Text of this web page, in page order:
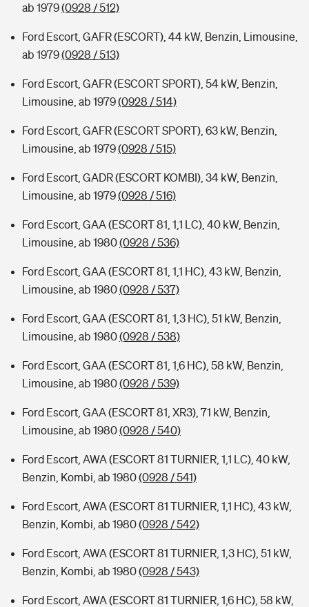
ab 1979(0928 / 512)
Ford Escort, GAFR (ESCORT), 44 kW, Benzin, Limousine,
ab 1979(0928 / 513)
Ford Escort, GAFR (ESCORT SPORT), 54 kW, Benzin,
Limousine, ab 1979(0928 / 514)
Ford Escort, GAFR (ESCORT SPORT), 63 kW, Benzin,
Limousine, ab 1979(0928 / 515)
Ford Escort, GADR (ESCORT KOMBI), 34 kW, Benzin,
Limousine, ab 1979(0928 / 516)
Ford Escort, GAA (ESCORT 81, 1,1 LC), 40 kW, Benzin,
Limousine, ab 1980(0928 / 536)
Ford Escort, GAA (ESCORT 81, 1,1 HC), 43 kW, Benzin,
Limousine, ab 1980(0928 / 537)
Ford Escort, GAA (ESCORT 81, 1,3 HC), 51 kW, Benzin,
Limousine, ab 1980(0928 / 538)
Ford Escort, GAA (ESCORT 81, 1,6 HC), 58 kW, Benzin,
Limousine, ab 1980(0928 / 539)
Ford Escort, GAA (ESCORT 81, XR3), 71 kW, Benzin,
Limousine, ab 1980(0928 / 540)
Ford Escort, AWA (ESCORT 81 TURNIER, 1,1 LC), 40 kW,
Benzin, Kombi, ab 1980(0928 / 541)
Ford Escort, AWA (ESCORT 81 TURNIER, 1,1 HC), 43 kW,
Benzin, Kombi, ab 1980(0928 / 542)
Ford Escort, AWA (ESCORT 81 TURNIER, 1,3 HC), 51 kW,
Benzin, Kombi, ab 1980(0928 / 543)
Ford Escort, AWA (ESCORT 81 TURNIER, 1,6 HC), 58 kW,